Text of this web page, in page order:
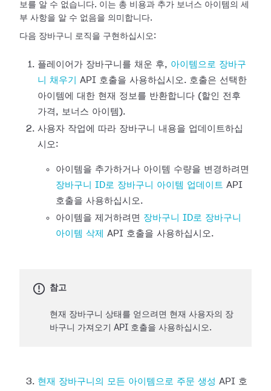
보를 알 수 없습니다. 이는 총 비용과 추가 보너스 아이템의 세
부 사항을 알 수 없음을 의미합니다.
다음 장바구니 로직을 구현하십시오:
플레이어가 장바구니를 채운 후, 아이템으로 장바구
니 채우기
API 호출을 사용하십시오. 호출은 선택한
아이템에 대한 현재 정보를 반환합니다 (할인 전후
가격, 보너스 아이템).
사용자 작업에 따라 장바구니 내용을 업데이트하십
시오:
아이템을 추가하거나 아이템 수량을 변경하려면
장바구니 ID로 장바구니 아이템 업데이트 API
호출을 사용하십시오.
아이템을 제거하려면 장바구니 ID로 장바구니
아이템 삭제
API 호출을 사용하십시오.
참고
현재 장바구니 상태를 얻으려면 현재 사용자의 장
바구니 가져오기 API 호출을 사용하십시오.
현재 장바구니의 모든 아이템으로 주문 생성 API 호